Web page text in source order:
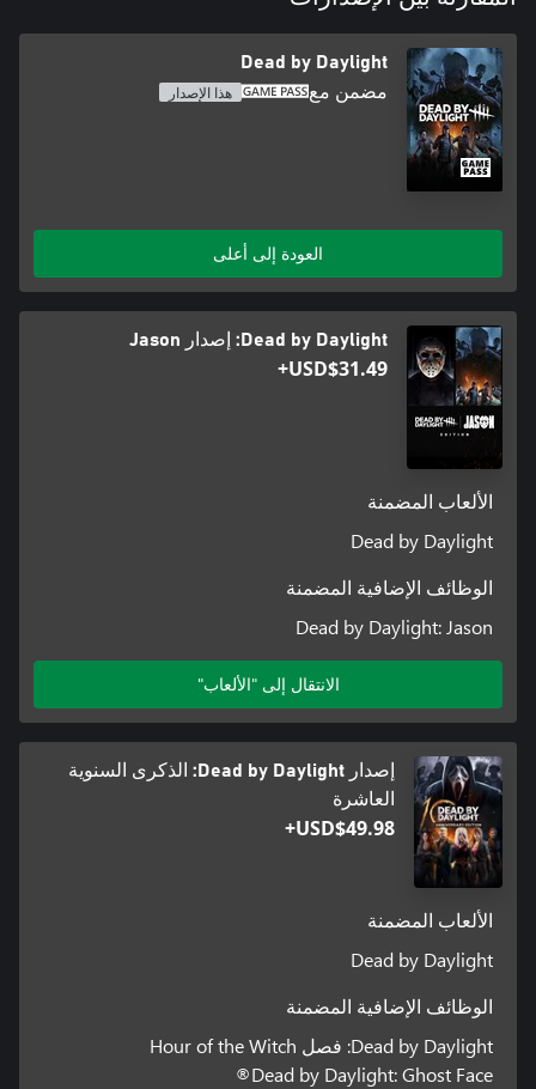
Dead by Daylight
مضمن مع هذا الإصدار
العودة إلى أعلى
Dead by Daylight: إصدار Jason
USD$31.49+
الألعاب المضمنة
Dead by Daylight
الوظائف الإضافية المضمنة
Dead by Daylight: Jason
الانتقال إلى "الألعاب"
إصدار Dead by Daylight: الذكرى السنوية
العاشرة
USD$49.98+
الألعاب المضمنة
Dead by Daylight
الوظائف الإضافية المضمنة
Dead by Daylight: فصل Hour of the Witch
Dead by Daylight: Ghost Face®